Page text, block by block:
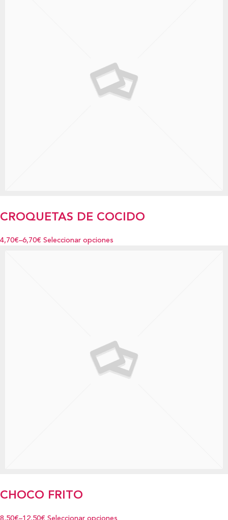
CROQUETAS DE COCIDO
4,70€–6,70€ Seleccionar opciones
CHOCO FRITO